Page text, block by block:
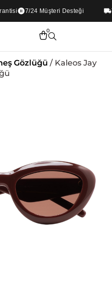
7/24 Müşteri Desteği
0
Gözlüğü / Kaleos Jay